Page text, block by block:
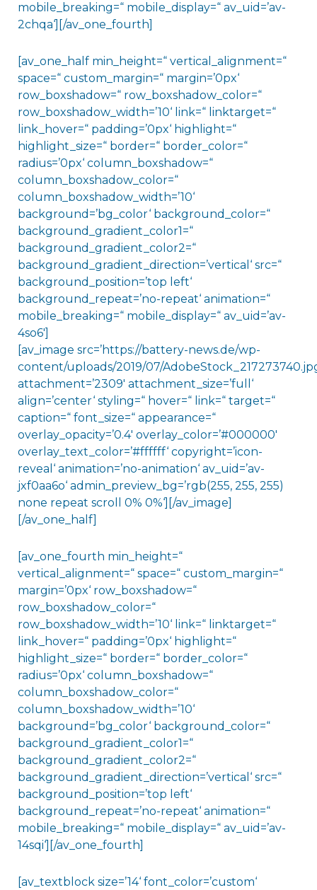
mobile_breaking=“ mobile_display=“ av_uid=’av-
2chqa‘][/av_one_fourth]
[av_one_half min_height=“ vertical_alignment=“
space=“ custom_margin=“ margin=’0px‘
row_boxshadow=“ row_boxshadow_color=“
row_boxshadow_width=’10‘ link=“ linktarget=“
link_hover=“ padding=’0px‘ highlight=“
highlight_size=“ border=“ border_color=“
radius=’0px‘ column_boxshadow=“
column_boxshadow_color=“
column_boxshadow_width=’10‘
background=’bg_color‘ background_color=“
background_gradient_color1=“
background_gradient_color2=“
background_gradient_direction=’vertical‘ src=“
background_position=’top left‘
background_repeat=’no-repeat‘ animation=“
mobile_breaking=“ mobile_display=“ av_uid=’av-
4so6′]
[av_image src=’https://battery-news.de/wp-
content/uploads/2019/07/
attachment=’2309′ attachment_size=’full‘
align=’center‘ styling=“ hover=“ link=“ target=“
caption=“ font_size=“ appearance=“
overlay_opacity=’0.4′ overlay_color=’#000000′
overlay_text_color=’#ffffff‘ copyright=’icon-
reveal‘ animation=’no-animation‘ av_uid=’av-
jxf0aa6o‘ admin_preview_bg=’rgb(255, 255, 255)
none repeat scroll 0% 0%‘][/av_image]
[/av_one_half]
[av_one_fourth min_height=“
vertical_alignment=“ space=“ custom_margin=“
margin=’0px‘ row_boxshadow=“
row_boxshadow_color=“
row_boxshadow_width=’10‘ link=“ linktarget=“
link_hover=“ padding=’0px‘ highlight=“
highlight_size=“ border=“ border_color=“
radius=’0px‘ column_boxshadow=“
column_boxshadow_color=“
column_boxshadow_width=’10‘
background=’bg_color‘ background_color=“
background_gradient_color1=“
background_gradient_color2=“
background_gradient_direction=’vertical‘ src=“
background_position=’top left‘
background_repeat=’no-repeat‘ animation=“
mobile_breaking=“ mobile_display=“ av_uid=’av-
14sqi‘][/av_one_fourth]
[av_textblock size=’14‘ font_color=’custom‘